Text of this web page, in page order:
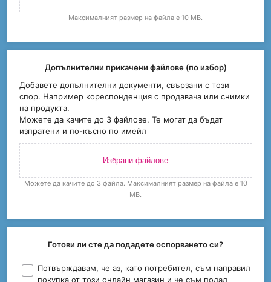
Максималният размер на файла е 10 MB.
Допълнителни прикачени файлове (по избор)
Добавете допълнителни документи, свързани с този
спор. Например кореспонденция с продавача или снимки
на продукта.
Можете да качите до 3 файлове. Те могат да бъдат
изпратени и по-късно по имейл
Избрани файлове
Можете да качите до 3 файла. Максималният размер на файла е 10
MB.
Готови ли сте да подадете оспорването си?
Потвърждавам, че аз, като потребител, съм направил
покупка от този онлайн магазин и че съм подал